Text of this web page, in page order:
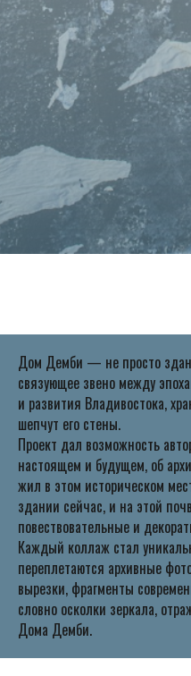
Дом Демби — не просто
связующее звено между
и развития Владивостока,
шепчут его стены.
Проект дал возможность
настоящем и будущем, об
жил в этом историческом
здании сейчас, и на этой
повествовательные и
Каждый коллаж стал
переплетаются архивные
вырезки, фрагменты
словно осколки зеркала,
Дома Демби.